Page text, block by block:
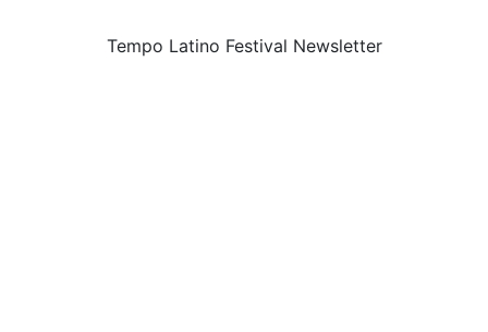
Tempo Latino Festival Newsletter